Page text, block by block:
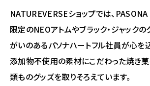
NATUREVERSEショップでは、
限定のNEOアトムやブラック・ジャックの
がいのあるパソナハートフル社員が心を
添加物不使用の素材にこだわった焼き
類ものグッズを取りそろえています。